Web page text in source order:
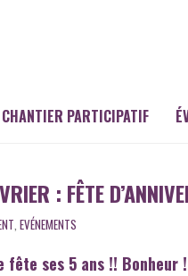
CHANTIER PARTICIPATIF
: FÊTE
EVÉNEMENTS
fête ses 5 ans !! Bonheur